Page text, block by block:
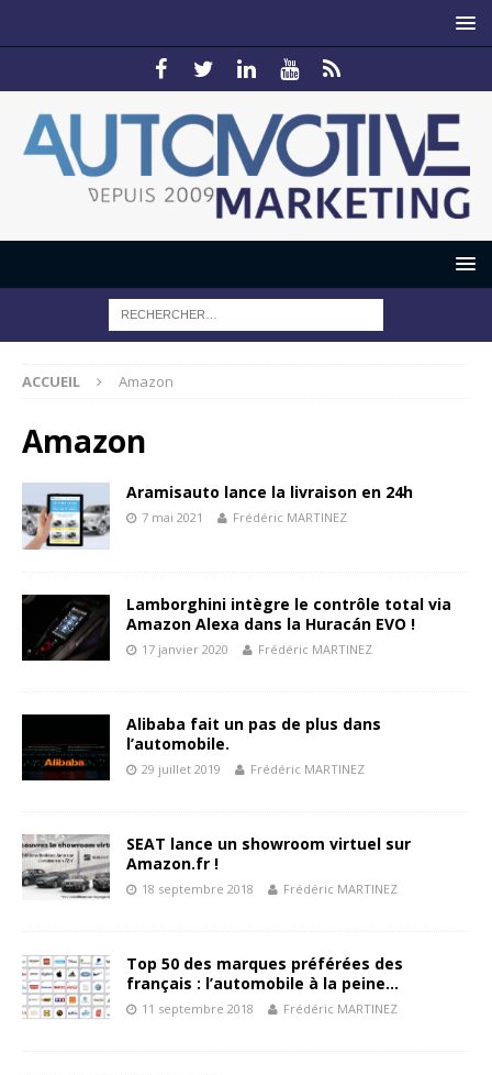
ACCUEIL Amazon
Amazon
Aramisauto lance la livraison en 24h
7 mai 2021 Frédéric MARTINEZ
Lamborghini intègre le contrôle total via
Amazon Alexa dans la Huracán EVO !
17 janvier 2020 Frédéric MARTINEZ
Alibaba fait un pas de plus dans
l’automobile.
29 juillet 2019 Frédéric MARTINEZ
SEAT lance un showroom virtuel sur
Amazon.fr !
18 septembre 2018 Frédéric MARTINEZ
Top 50 des marques préférées des
français : l’automobile à la peine…
11 septembre 2018 Frédéric MARTINEZ